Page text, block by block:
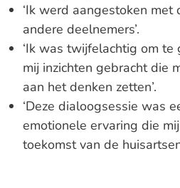
‘Ik werd aangestoken met
andere deelnemers’.
‘Ik was twijfelachtig om
mij inzichten gebracht die
aan het denken zetten’.
‘Deze dialoogsessie was
emotionele ervaring die
toekomst van de